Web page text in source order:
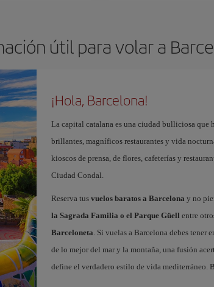
útil para volar a
¡Hola, Barcelona!
La capital catalana es una ciudad bulliciosa que
brillantes, magníficos restaurantes y vida
kioscos de prensa, de flores, cafeterías y
Ciudad Condal.
Reserva tus vuelos baratos a Barcelona y no
la Sagrada Familia o el Parque Güell entre
Barceloneta. Si vuelas a Barcelona debes tener
de lo mejor del mar y la montaña, una fusión
define el verdadero estilo de vida mediterráneo.